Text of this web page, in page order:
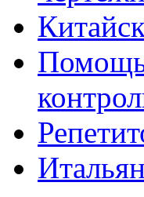
Помощь